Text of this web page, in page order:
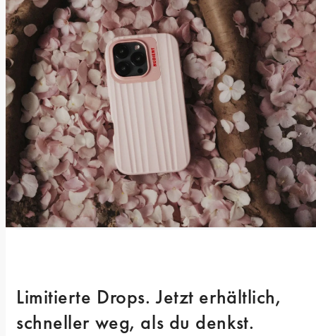
Limitierte Drops. Jetzt erhältlich,
schneller weg, als du denkst.